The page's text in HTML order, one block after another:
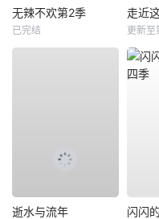
无辣不欢第2季
已完结
走近
更新至
逝水与流年